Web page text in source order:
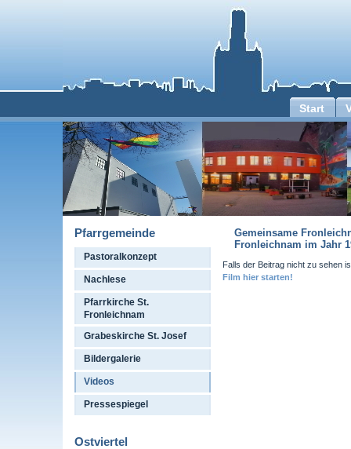
Start
Pfarrgemeinde
Pastoralkonzept
Nachlese
Pfarrkirche St.
Fronleichnam
Grabeskirche St. Josef
Bildergalerie
Videos
Pressespiegel
Ostviertel
Gemeinsame
Fronleichnam im Jahr
Falls der Beitrag nicht zu sehen
Film hier starten!